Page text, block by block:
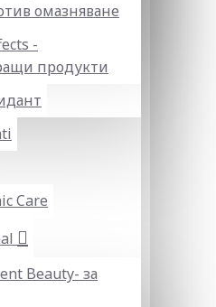
омазняване
-
продукти
Care
Beauty- за